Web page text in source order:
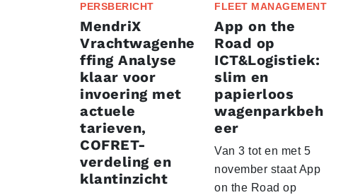
PERSBERICHT
MendriX
Vrachtwagenhe
ffing Analyse
klaar voor
invoering met
actuele
tarieven,
COFRET-
verdeling en
klantinzicht
FLEET MANAGEMENT
App on the
Road op
ICT&Logistiek:
slim en
papierloos
wagenparkbeh
eer
Van 3 tot en met 5
november staat App
on the Road op